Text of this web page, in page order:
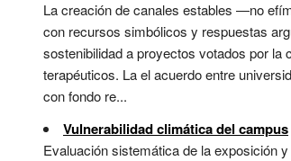
La creación de canales estables —no
con recursos simbólicos y respuestas
sostenibilidad a proyectos votados por la
terapéuticos. La el acuerdo entre
con fondo re...
Vulnerabilidad climática del campus
Evaluación sistemática de la exposición